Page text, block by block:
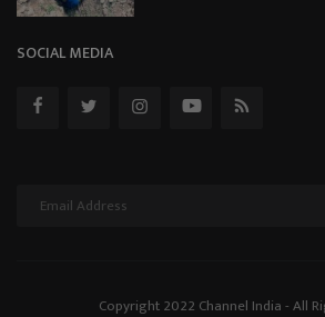
SOCIAL MEDIA
Copyright 2022 Channel India - All